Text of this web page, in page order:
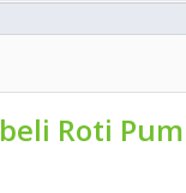
Roti